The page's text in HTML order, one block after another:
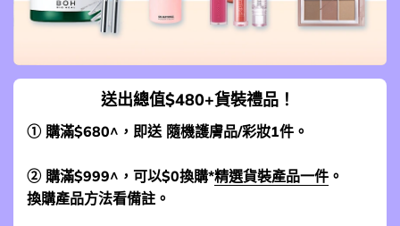
送出總值$480+貨裝禮品！
① 購滿$680^，即送 隨機護膚品/彩妝1件。
② 購滿$999^，可以$0換購*精選貨裝產品一件 。
換購產品方法看備註。